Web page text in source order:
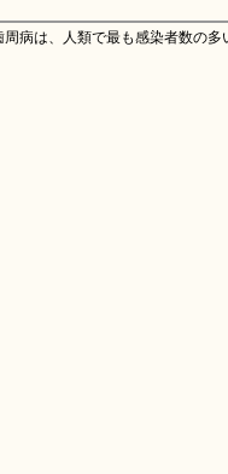
周病は、人類で最も感染者数の多